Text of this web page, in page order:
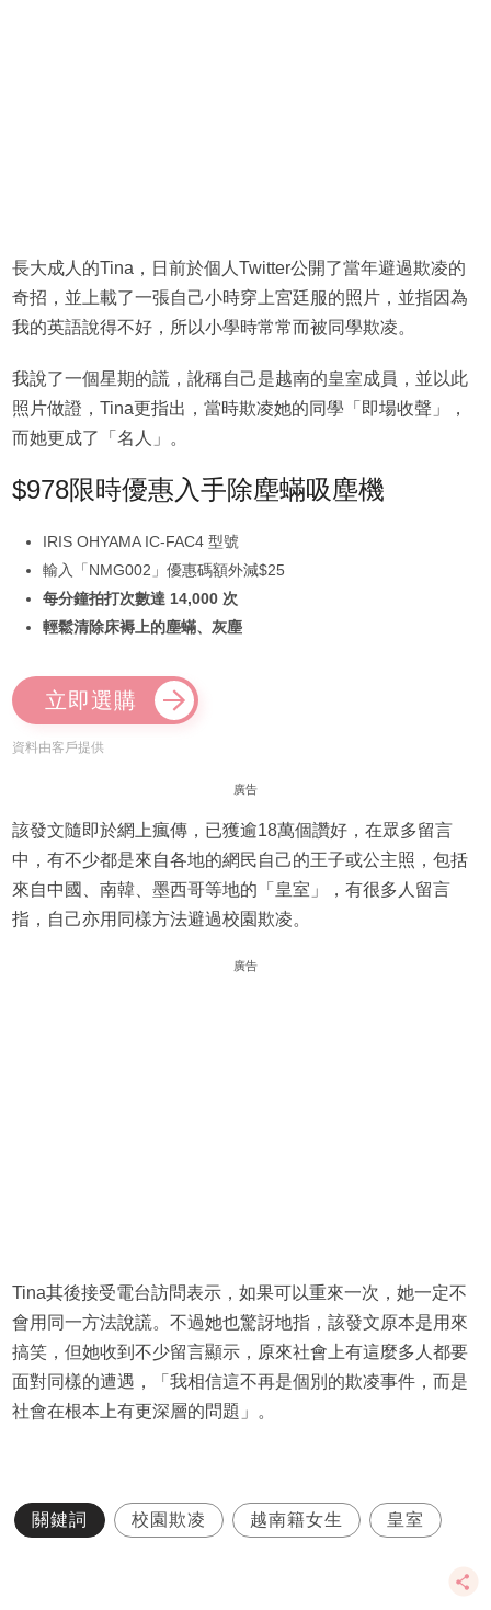
長大成人的Tina，日前於個人Twitter公開了當年避過欺凌的
奇招，並上載了一張自己小時穿上宮廷服的照片，並指因為
我的英語說得不好，所以小學時常常而被同學欺凌。
我說了一個星期的謊，訛稱自己是越南的皇室成員，並以此
照片做證，Tina更指出，當時欺凌她的同學「即場收聲」，
而她更成了「名人」。
$978限時優惠入手除塵蟎吸塵機
IRIS OHYAMA IC-FAC4 型號
輸入「NMG002」優惠碼額外減$25
每分鐘拍打次數達 14,000 次
輕鬆清除床褥上的塵蟎、灰塵
立即選購
資料由客戶提供
廣告
該發文隨即於網上瘋傳，已獲逾18萬個讚好，在眾多留言
中，有不少都是來自各地的網民自己的王子或公主照，包括
來自中國、南韓、墨西哥等地的「皇室」，有很多人留言
指，自己亦用同樣方法避過校園欺凌。
廣告
Tina其後接受電台訪問表示，如果可以重來一次，她一定不
會用同一方法說謊。不過她也驚訝地指，該發文原本是用來
搞笑，但她收到不少留言顯示，原來社會上有這麼多人都要
面對同樣的遭遇，「我相信這不再是個別的欺凌事件，而是
社會在根本上有更深層的問題」。
關鍵詞 校園欺凌 越南籍女生 皇室